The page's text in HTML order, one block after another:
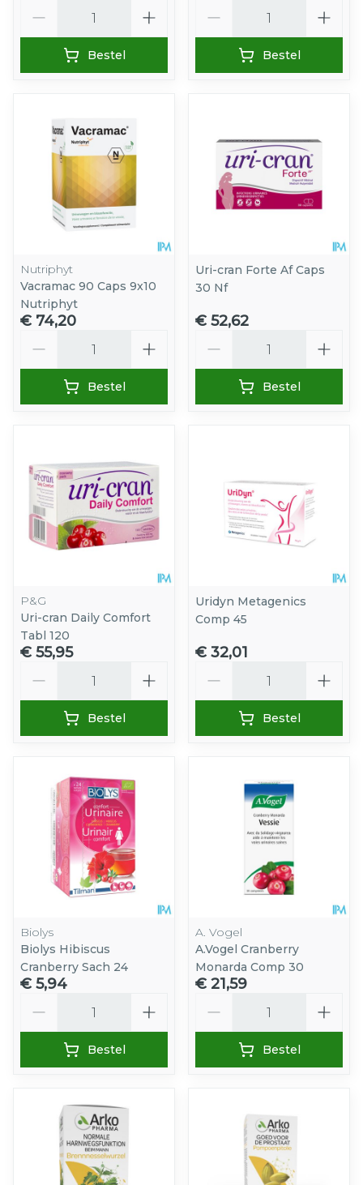
Bestel Bestel
Nutriphyt
Vacramac 90 Caps 9x10
Nutriphyt
€ 74,20
Bestel
Uri-cran Forte Af Caps
30 Nf
€ 52,62
Bestel
P&G
Uri-cran Daily Comfort
Tabl 120
€ 55,95
Bestel
Uridyn Metagenics
Comp 45
€ 32,01
Bestel
Biolys
Biolys Hibiscus
Cranberry Sach 24
€ 5,94
Bestel
A. Vogel
A.Vogel Cranberry
Monarda Comp 30
€ 21,59
Bestel